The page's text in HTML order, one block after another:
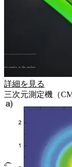
詳細を見る
三次元測定機（